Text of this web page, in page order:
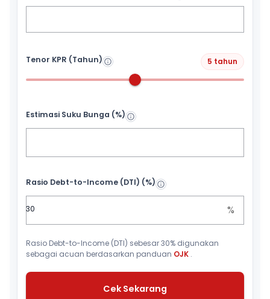
Tenor KPR (Tahun) 5 tahun
Estimasi Suku Bunga (%)
Rasio Debt-to-Income (DTI) (%)
%
Rasio Debt-to-Income (DTI) sebesar 30% digunakan
sebagai acuan berdasarkan panduan OJK .
Cek Sekarang